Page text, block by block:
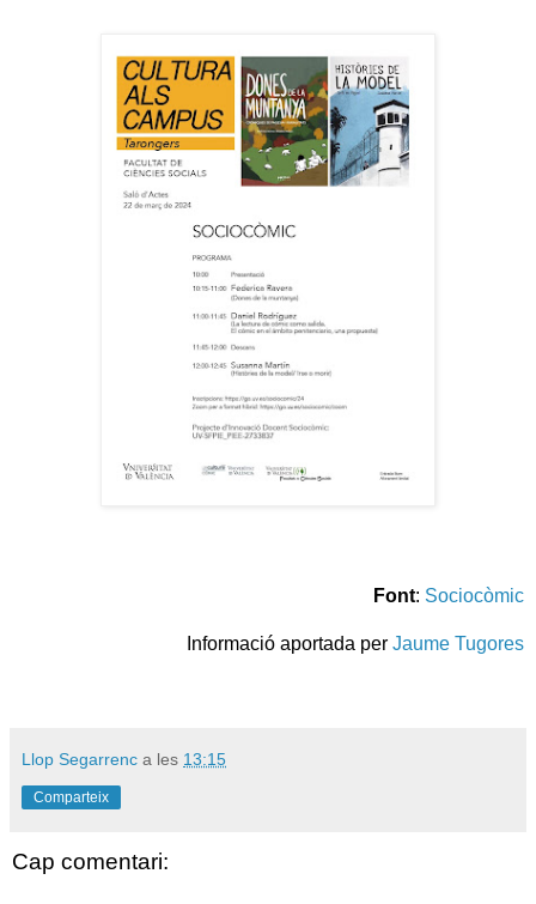
Font: Sociocòmic
Informació aportada per Jaume Tugores
Llop Segarrenc a les 13:15
Comparteix
Cap comentari: